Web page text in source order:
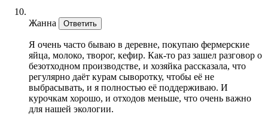
Жанна Ответить
Я очень часто бываю в деревне, покупаю фермерские
яйца, молоко, творог, кефир. Как-то раз зашел разговор о
безотходном производстве, и хозяйка рассказала, что
регулярно даёт курам сыворотку, чтобы её не
выбрасывать, и я полностью её поддерживаю. И
курочкам хорошо, и отходов меньше, что очень важно
для нашей экологии.